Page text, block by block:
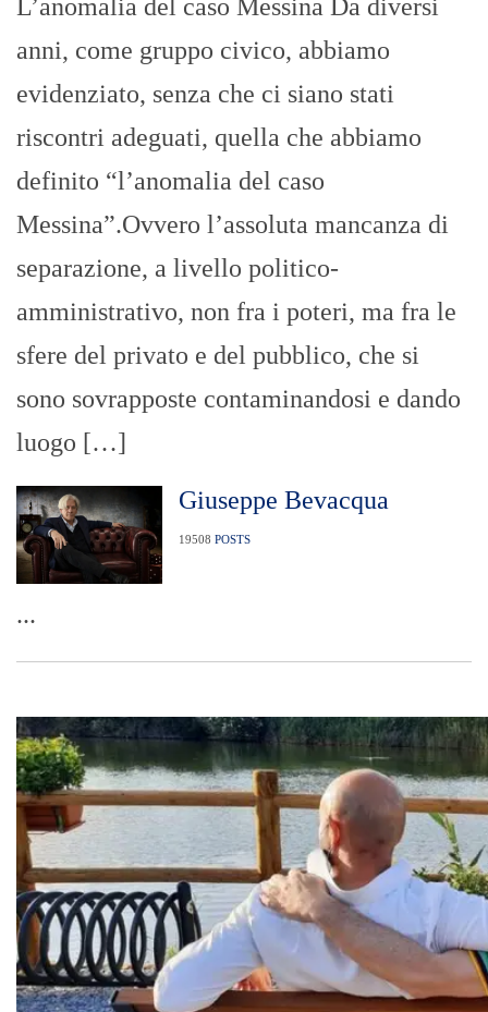
L’anomalia del caso Messina Da diversi
anni, come gruppo civico, abbiamo
evidenziato, senza che ci siano stati
riscontri adeguati, quella che abbiamo
definito “l’anomalia del caso
Messina”.Ovvero l’assoluta mancanza di
separazione, a livello politico-
amministrativo, non fra i poteri, ma fra le
sfere del privato e del pubblico, che si
sono sovrapposte contaminandosi e dando
luogo […]
Giuseppe Bevacqua
19508 POSTS
...